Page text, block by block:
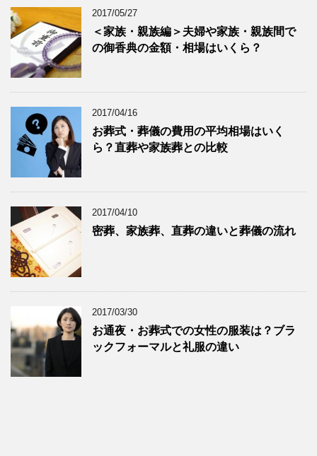
2017/05/27
＜家族・親族編＞夫婦や家族・親族間で
の御香典の金額・相場はいくら？
2017/04/16
お葬式・葬儀の費用の平均相場はいく
ら？直葬や家族葬との比較
2017/04/10
密葬、家族葬、直葬の違いと葬儀の流れ
2017/03/30
お通夜・お葬式での女性の服装は？ブラ
ックフォーマルと礼服の違い